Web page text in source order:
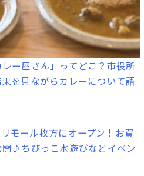
ー屋さん」ってどこ？市役所
を見ながらカレーについて語
モール枚方にオープン！お買
♪ちびっこ水遊びなどイベン